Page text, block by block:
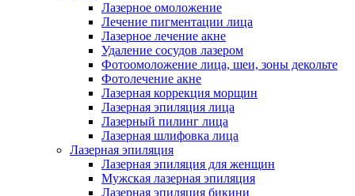
Лазерное омоложение
Лечение пигментации лица
Лазерное лечение акне
Удаление сосудов лазером
Фотоомоложение лица, шеи, зоны декольте
Фотолечение акне
Лазерная коррекция морщин
Лазерная эпиляция лица
Лазерный пилинг лица
Лазерная шлифовка лица
Лазерная эпиляция
Лазерная эпиляция для женщин
Мужская лазерная эпиляция
Лазерная эпиляция бикини